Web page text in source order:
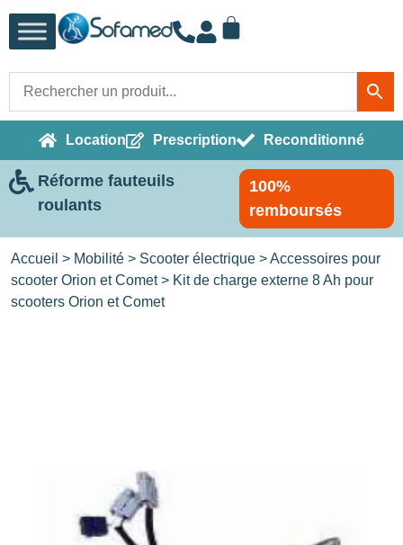
Location Prescription Reconditionné
Réforme fauteuils
roulants
100%
remboursés
Accueil > Mobilité > Scooter électrique >Accessoires pour
scooter Orion et Comet> Kit de charge externe 8 Ah pour
scooters Orion et Comet